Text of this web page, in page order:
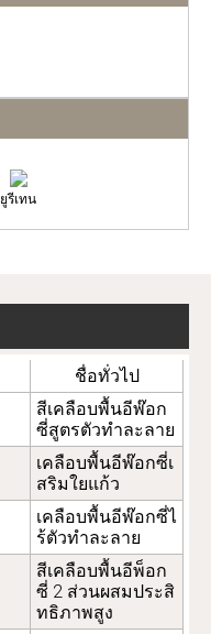
ยูรีเทน
ชื่อทั่วไป
สีเคลือบพื้นอีพ๊อก
ซี่สูตรตัวทำละลาย
เคลือบพื้นอีพ๊อกซี่เ
สริมใยแก้ว
เคลือบพื้นอีพ๊อกซี่ไ
ร้ตัวทำละลาย
สีเคลือบพื้นอีพ็อก
ซี่ 2 ส่วนผสมประสิ
ทธิภาพสูง